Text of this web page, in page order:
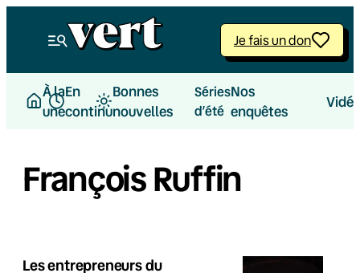
Je fais un don
À la
une
En
continu
Bonnes
nouvelles
Séries
d’été
Nos
enquêtes
François Ruffin
Les entrepreneurs du